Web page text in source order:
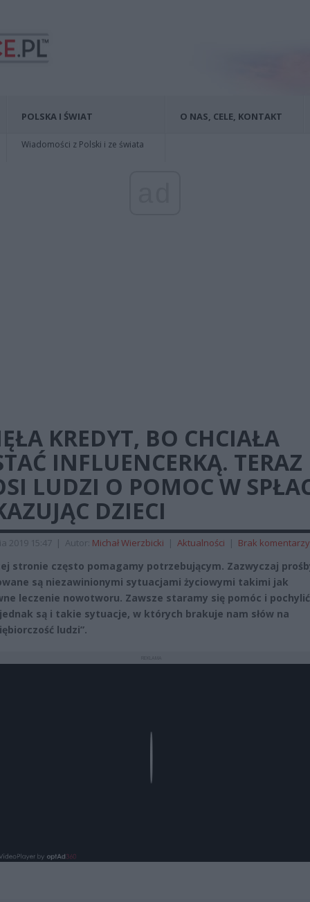
POLSKA I ŚWIAT
Wiadomości z Polski i ze świata
O NAS, CELE, KONTAKT
KREDYT, BO CHCIAŁA
INFLUENCERKĄ. TERAZ
LUDZI O POMOC W
DZIECI
2019 15:47 | Autor: Michał Wierzbicki | Aktualności | Brak komentarzy
stronie często pomagamy potrzebującym. Zazwyczaj
są niezawinionymi sytuacjami życiowymi takimi jak
leczenie nowotworu. Zawsze staramy się pomóc i
są i takie sytuacje, w których brakuje nam słów na
ludzi”.